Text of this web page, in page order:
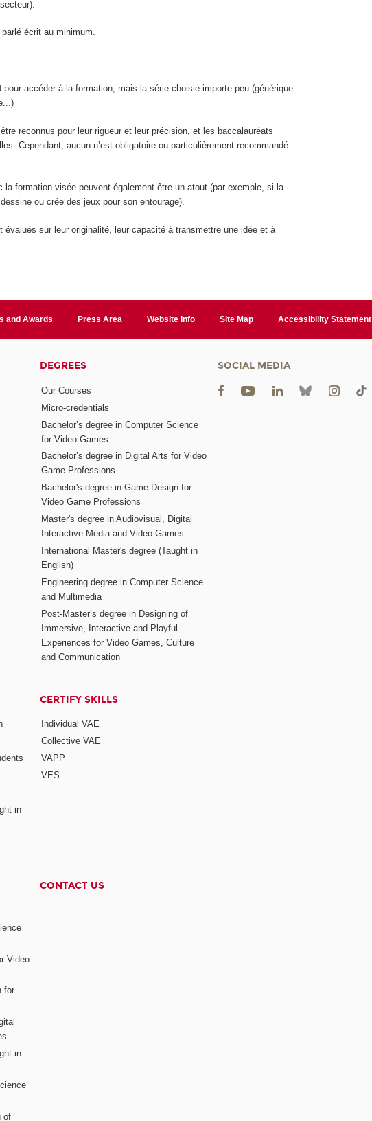
écrit au minimum.
pour accéder à la formation, mais la série choisie importe peu (générique
reconnus pour leur rigueur et leur précision, et les baccalauréats
Cependant, aucun n’est obligatoire ou particulièrement recommandé
la formation visée peuvent également être un atout (par exemple, si la ·
ou crée des jeux pour son entourage).
évalués sur leur originalité, leur capacité à transmettre une idée et à
and Awards Press Area Website Info Site Map Accessibility Statement
DEGREES
Our Courses
Micro-credentials
Bachelor’s degree in Computer Science
for Video Games
Bachelor’s degree in Digital Arts for Video
Game Professions
Bachelor's degree in Game Design for
Video Game Professions
Master's degree in Audiovisual, Digital
Interactive Media and Video Games
International Master's degree (Taught in
English)
Engineering degree in Computer Science
and Multimedia
Post-Master’s degree in Designing of
Immersive, Interactive and Playful
Experiences for Video Games, Culture
and Communication
in
CERTIFY SKILLS
Individual VAE
Collective VAE
VAPP
VES
Video
for
in
of
CONTACT US
SOCIAL MEDIA